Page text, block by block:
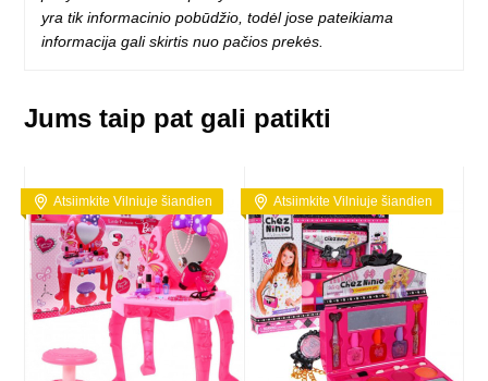
yra tik informacinio pobūdžio, todėl jose pateikiama
informacija gali skirtis nuo pačios prekės.
Jums taip pat gali patikti
Atsiimkite Vilniuje šiandien Atsiimkite Vilniuje šiandien